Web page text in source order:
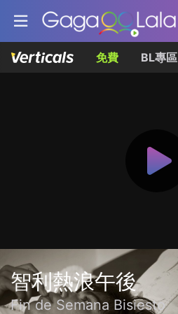
免費 BL專區
智利熱浪午後
Fin de Semana Bisiesto